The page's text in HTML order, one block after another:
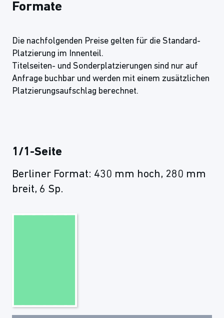
Formate
Die nachfolgenden Preise gelten für die Standard-
Platzierung im Innenteil.
Titelseiten- und Sonderplatzierungen sind nur auf
Anfrage buchbar und werden mit einem zusätzlichen
Platzierungsaufschlag berechnet.
1/1-Seite
Berliner Format: 430 mm hoch, 280 mm
breit, 6 Sp.